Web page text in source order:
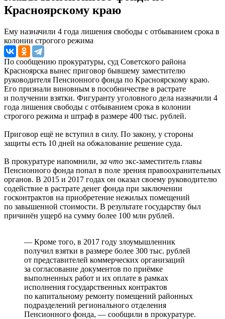
Красноярскому краю
Ему назначили 4 года лишения свободы с отбыванием срока в
колонии строгого режима
По сообщению прокуратуры, суд Советского района
Красноярска вынес приговор бывшему заместителю
руководителя Пенсионного фонда по Красноярскому краю.
Его признали виновным в пособничестве в растрате
и получении взятки. Фигуранту уголовного дела назначили 4
года лишения свободы с отбыванием срока в колонии
строгого режима и штраф в размере 400 тыс. рублей.
Приговор ещё не вступил в силу. По закону, у стороны
защиты есть 10 дней на обжалование решение суда.
В прокуратуре напомнили,за что экс-заместитель главы
Пенсионного фонда попал в поле зрения правоохранительных
органов. В 2015 и 2017 годах он оказал своему руководителю
содействие в растрате денег фонда при заключении
госконтрактов на приобретение нежилых помещений
по завышенной стоимости. В результате государству был
причинён ущерб на сумму более 100 млн рублей.
— Кроме того, в 2017 году злоумышленник
получил взятки в размере более 300 тыс. рублей
от представителей коммерческих организаций
за согласование документов по приёмке
выполненных работ и их оплате в рамках
исполнения государственных контрактов
по капитальному ремонту помещений районных
подразделений регионального отделения
Пенсионного фонда, — сообщили в прокуратуре.